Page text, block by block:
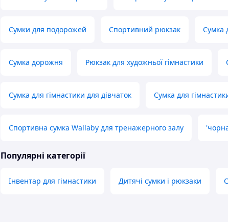
Сумки для подорожей Спортивний рюкзак Сумка
Сумка дорожня Рюкзак для художньої гімнастики
Сумка для гімнастики для дівчаток Сумка для
Спортивна сумка Wallaby для тренажерного залу
Популярні категорії
Інвентар для гімнастики Дитячі сумки і рюкзаки